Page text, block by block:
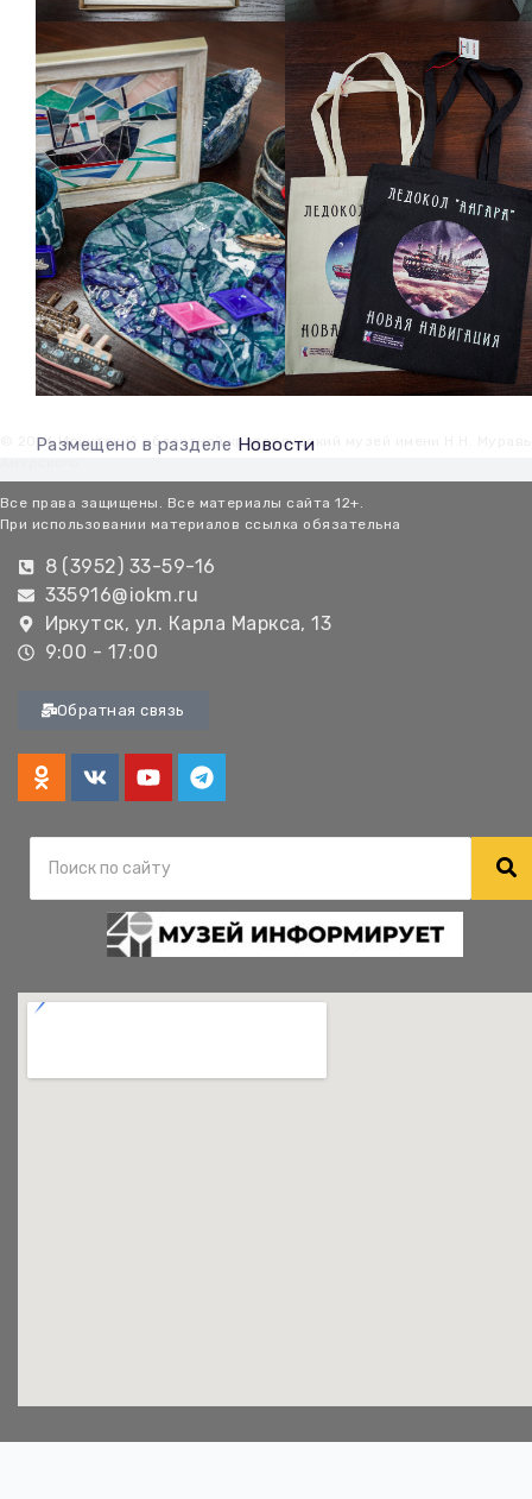
Размещено в разделе Новости
© 2026 Иркутский областной краеведческий музей имени Н.Н.
Все права защищены. Все материалы сайта 12+.
При использовании материалов ссылка обязательна
8 (3952) 33-59-16
335916@iokm.ru
Иркутск, ул. Карла Маркса, 13
9:00 - 17:00
Обратная связь